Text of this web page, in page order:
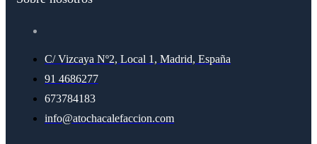
C/ Vizcaya Nº2, Local 1, Madrid, España
91 4686277
673784183
info@atochacalefaccion.com